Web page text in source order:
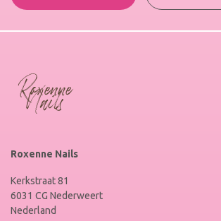
Roxenne Nails
Kerkstraat 81
6031 CG Nederweert
Nederland